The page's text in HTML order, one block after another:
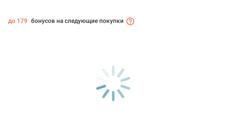
до 179 бонусов на следующие покупки